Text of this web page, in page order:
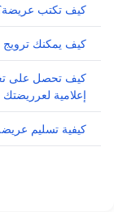
كيف تكتب
كيف يمكنك
كيف تحصل على
إعلامية لعرريضتك
كيفية تسليم